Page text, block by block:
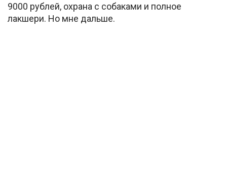
9000 рублей, охрана с собаками и полное
лакшери. Но мне дальше.